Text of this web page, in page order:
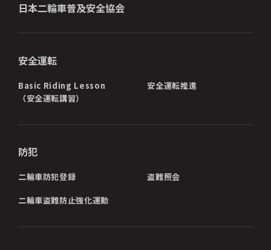
日本二輪車普及安全協会
安全運転
Basic Riding Lesson
（安全運転講習）
安全運転推進
防犯
二輪車防犯登録 盗難照会
二輪車盗難防止強化運動